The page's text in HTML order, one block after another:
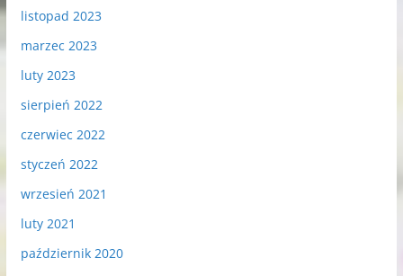
listopad 2023
marzec 2023
luty 2023
sierpień 2022
czerwiec 2022
styczeń 2022
wrzesień 2021
luty 2021
październik 2020